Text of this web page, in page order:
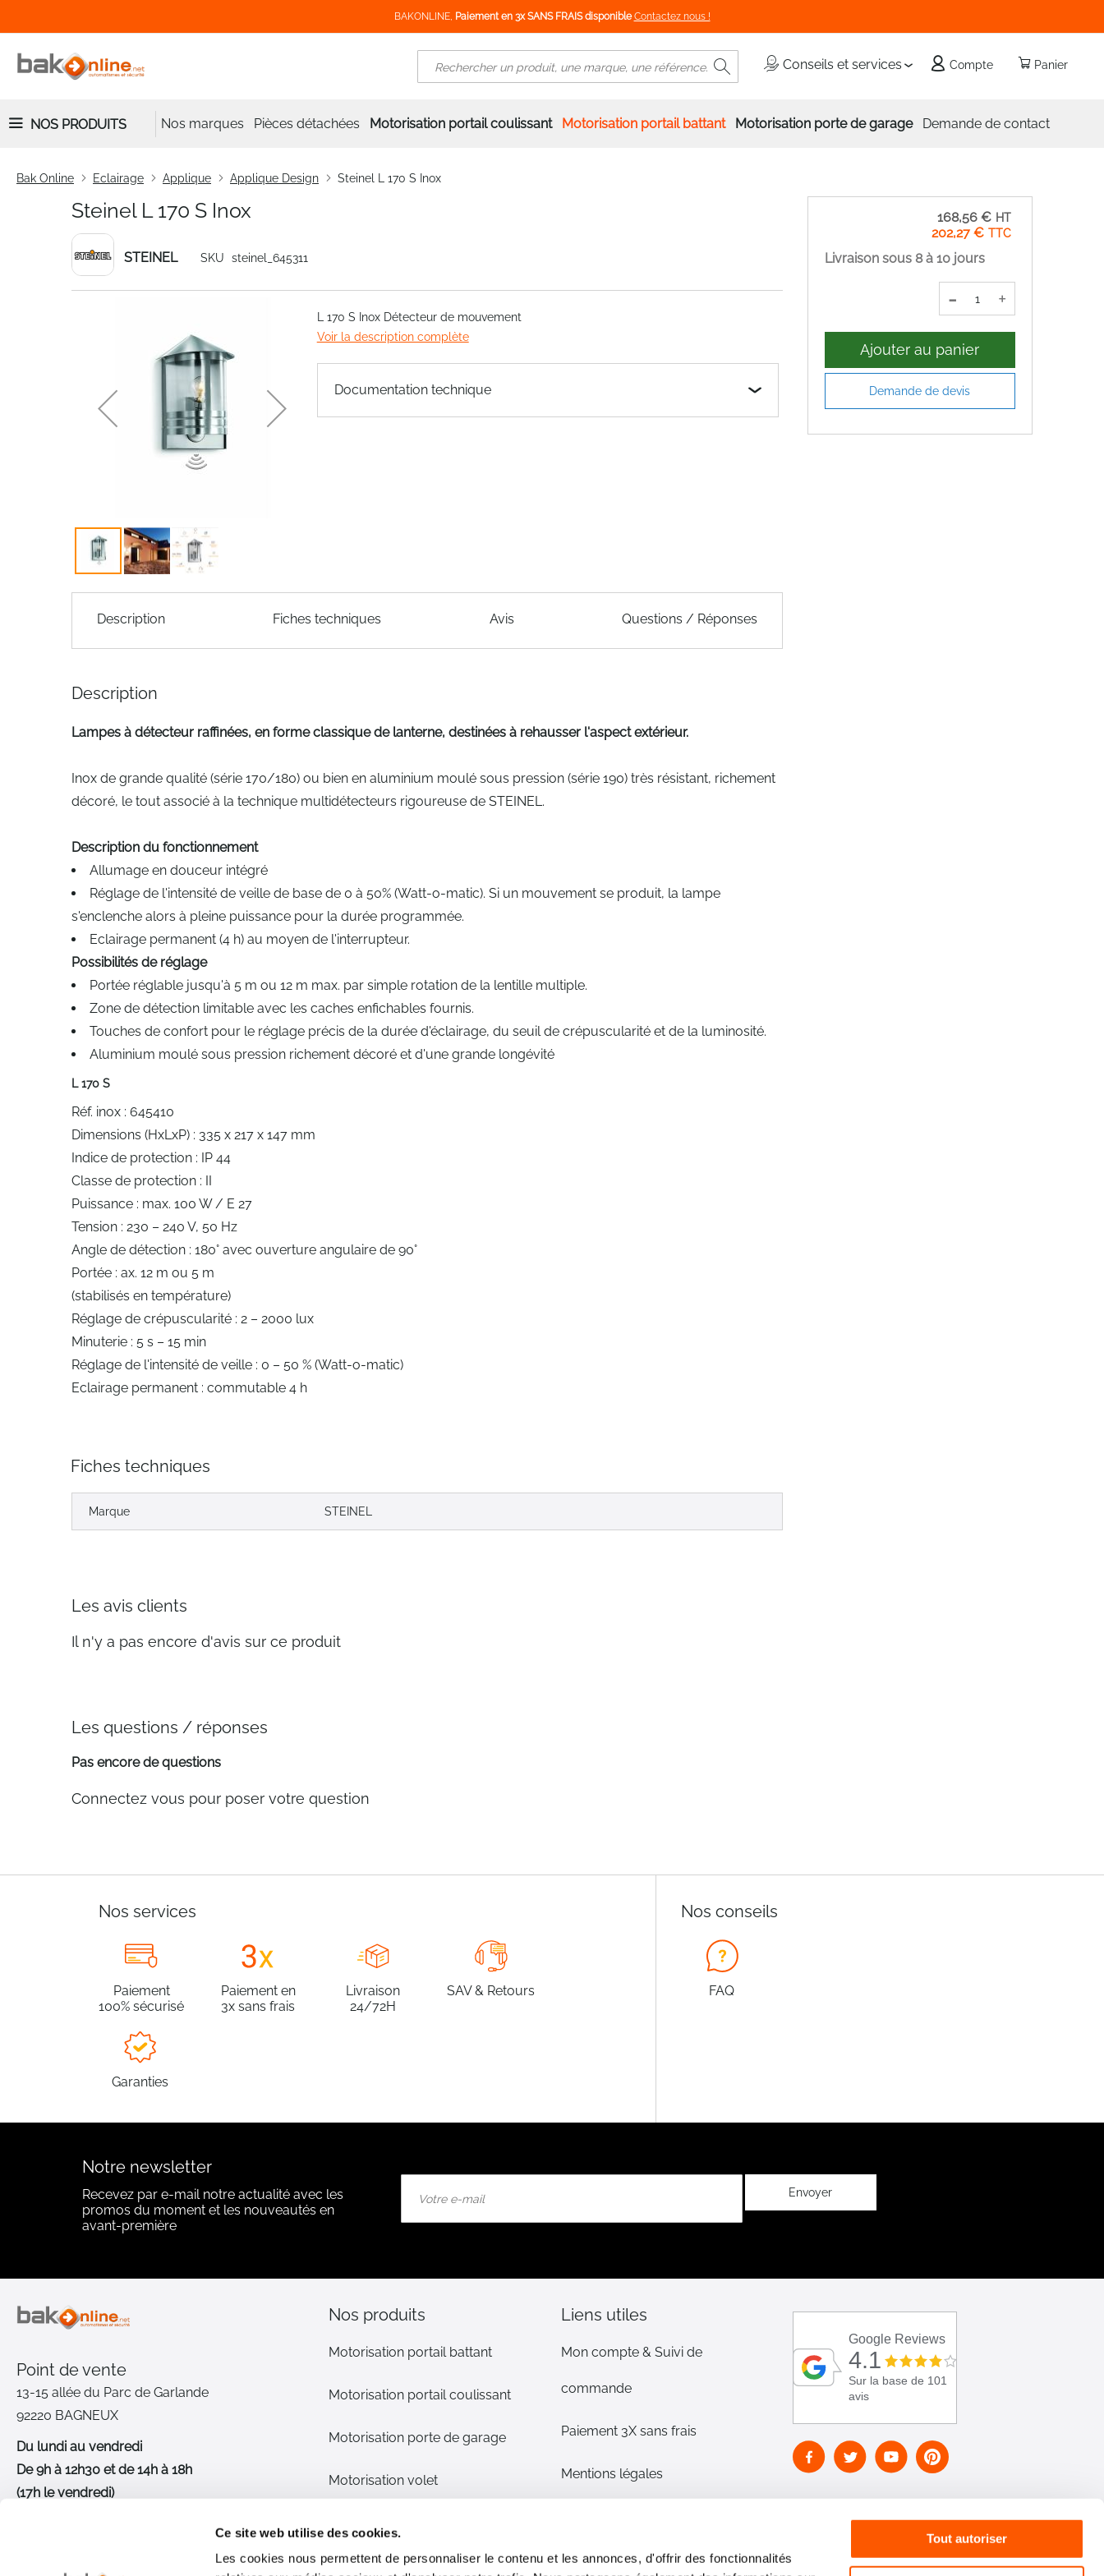
Ce site web utilise des cookies.
Les cookies nous permettent de personnaliser le contenu et les annonces, d'offrir des fonctionnalités
Tout autoriser
BAKONLINE, Paiement en 3x SANS FRAIS disponible Contactez nous !
Panier
Conseils et services Compte
Rechercher
NOS PRODUITS Nos marques Pièces détachées Motorisation portail coulissant Motorisation portail battant Motorisation porte de garage Demande de contact
Bak Online Eclairage Applique Applique Design Steinel L 170 S Inox
Steinel L 170 S Inox
STEINEL SKU steinel_645311
images
the
images
gallery
L 170 S Inox Détecteur de mouvement
Voir la description complète
Documentation technique
Description Fiches techniques Avis Questions / Réponses
Description
Lampes à détecteur raffinées, en forme classique de lanterne, destinées à rehausser l'aspect extérieur.
Inox de grande qualité (série 170/180) ou bien en aluminium moulé sous pression (série 190) très résistant, richement
décoré, le tout associé à la technique multidétecteurs rigoureuse de STEINEL.
Description du fonctionnement
Allumage en douceur intégré
Réglage de l'intensité de veille de base de 0 à 50% (Watt-o-matic). Si un mouvement se produit, la lampe
s'enclenche alors à pleine puissance pour la durée programmée.
Eclairage permanent (4 h) au moyen de l'interrupteur.
Possibilités de réglage
Portée réglable jusqu'à 5 m ou 12 m max. par simple rotation de la lentille multiple.
Zone de détection limitable avec les caches enfichables fournis.
Touches de confort pour le réglage précis de la durée d'éclairage, du seuil de crépuscularité et de la luminosité.
Aluminium moulé sous pression richement décoré et d'une grande longévité
L 170 S
Réf. inox : 645410
Dimensions (HxLxP) : 335 x 217 x 147 mm
Indice de protection : IP 44
Classe de protection : II
Puissance : max. 100 W / E 27
Tension : 230 – 240 V, 50 Hz
Angle de détection : 180° avec ouverture angulaire de 90°
Portée : ax. 12 m ou 5 m
(stabilisés en température)
Réglage de crépuscularité : 2 – 2000 lux
Minuterie : 5 s – 15 min
Réglage de l'intensité de veille : 0 – 50 % (Watt-o-matic)
Eclairage permanent : commutable 4 h
Fiches techniques
Marque STEINEL
Les avis clients
Il n'y a pas encore d'avis sur ce produit
Les questions / réponses
Pas encore de questions
Connectez vous pour poser votre question
202,27 €
168,56 €
Livraison sous 8 à 10 jours
- +
Ajouter au panier
Demande de devis
Nos services
Paiement
100% sécurisé
Paiement en
3x sans frais
Livraison
24/72H
SAV & Retours
Garanties
Nos conseils
FAQ
Notre newsletter
Recevez par e-mail notre actualité avec les
promos du moment et les nouveautés en
avant-première
notre
:
Envoyer
Point de vente
13-15 allée du Parc de Garlande
92220 BAGNEUX
Du lundi au vendredi
De 9h à 12h30 et de 14h à 18h
(17h le vendredi)
Nos produits
Motorisation portail battant
Motorisation portail coulissant
Motorisation porte de garage
Motorisation volet
Interphone/alarme maison
Liens utiles
Mon compte & Suivi de
commande
Paiement 3X sans frais
Mentions légales
Plan du site
Google Reviews
4.1
Sur la base de 101
avis